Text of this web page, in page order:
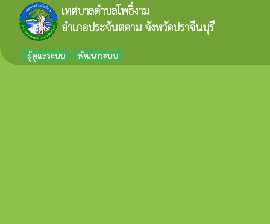
เทศบาลตำบลโพธิ์งาม
อำเภอประจันตคาม จังหวัดปราจีนบุรี
ผู้ดูแลระบบ พัฒนาระบบ